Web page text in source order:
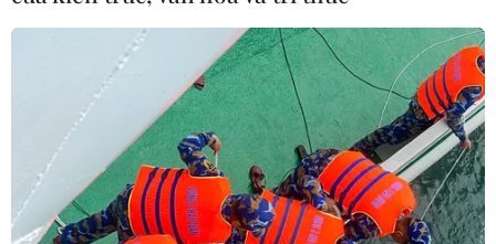
SUV khác có tên gọi là BR-V dành cho các thị trường